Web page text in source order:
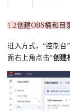
1.2创建OBS桶和目
进入方式，“控制台
面右上角点击“创建